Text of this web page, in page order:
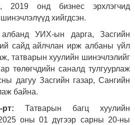
2019 онд бизнес эрхлэгчид
хийгдсэн.
УИХ-ын дарга, Засгийн
сайд айлчлан ирж албаны үйл
татварын хуулийн шинэчлэлийг
төлөгчдийн саналд тулгуурлаж
дагуу Засгийн газар, Сангийн
байна.
Татварын багц хуулийн
оны 01 дүгээр сарны 20-ны